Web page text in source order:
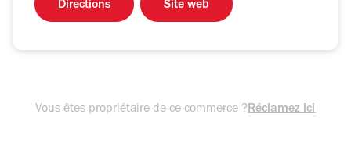
Directions Site web
Vous êtes propriétaire de ce commerce ?Réclamez ici